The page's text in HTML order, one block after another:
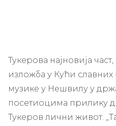
Тукерова најновија
изложба у Кући славних
музике у Нешвилу у
посетиоцима прилику
Тукеров лични живот.